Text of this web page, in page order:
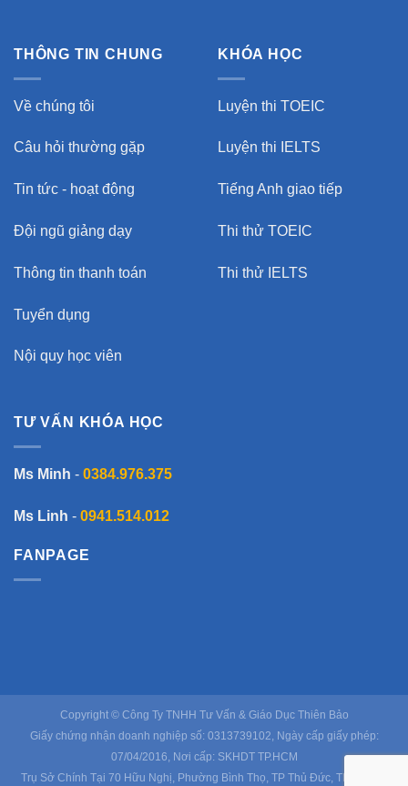
THÔNG TIN CHUNG
Về chúng tôi
Câu hỏi thường gặp
Tin tức - hoạt động
Đội ngũ giảng dạy
Thông tin thanh toán
Tuyển dụng
Nội quy học viên
KHÓA HỌC
Luyện thi TOEIC
Luyện thi IELTS
Tiếng Anh giao tiếp
Thi thử TOEIC
Thi thử IELTS
TƯ VẤN KHÓA HỌC
Ms Minh - 0384.976.375
Ms Linh - 0941.514.012
FANPAGE
Copyright © Công Ty TNHH Tư Vấn & Giáo Dục Thiên Bảo
Giấy chứng nhận doanh nghiệp số: 0313739102, Ngày cấp giấy phép:
07/04/2016, Nơi cấp: SKHDT TP.HCM
Trụ Sở Chính Tại 70 Hữu Nghị, Phường Bình Thọ, TP Thủ Đức, TP Hồ Chí